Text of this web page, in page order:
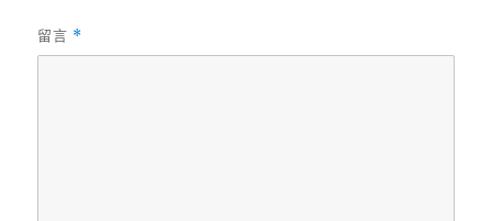
留言 *